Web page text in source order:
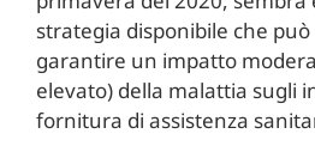
strategia disponibile che
garantire un impatto
elevato) della malattia sugli
fornitura di assistenza